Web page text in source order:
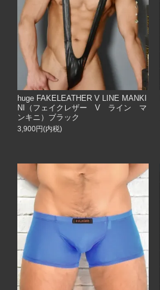
huge FAKELEATHER V LINE MANKI
NI（フェイクレザー V ライン マ
ンキニ）ブラック
3,900円(内税)